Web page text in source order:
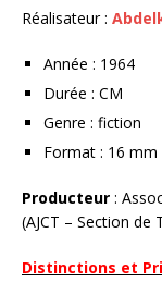
Réalisateur :
Année : 1964
Durée : CM
Genre : fiction
Format : 16 mm
Producteur :
(AJCT – Section de
Distinctions et